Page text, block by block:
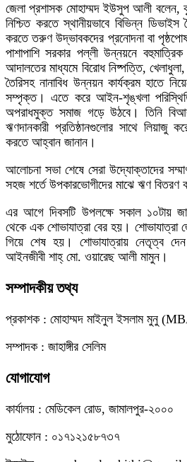
জেলা প্রশাসক মোহাম্মদ ইউসুপ আলী বলেন,
নিশ্চিত করতে স্থানীয়ভাবে বিভিন্ন
করতে তরুণ উদ্ভাবকদের প্রনোদনা বা
পাশাপাশি সরকার পল্লী উন্নয়নে
আদালতের মাধ্যমে বিরোধ নিষ্পত্তি,
তৈরিসহ নানাবিধ উন্নয়ন কার্যক্রম হাতে
সম্পৃক্ত। এতে করে আইন-শৃঙ্খলা
অপরাধমুক্ত সমাজ গড়ে উঠবে। তিনি
ঋণদানকারী প্রতিষ্ঠানগুলোর সাথে লিয়াজু
করতে আহ্বান জানান।
আলোচনা সভা শেষে সেরা উদ্যোক্তাদের
সহজ শর্তে উপকারভোগীদের মাঝে ঋণ বিতরণ
এর আগে দিবসটি উপলক্ষে সকাল ১০টায়
থেকে এক শোভাযাত্রা বের হয়। শোভাযাত্রা
গিয়ে শেষ হয়। শোভাযাত্রায় নেতৃত্ব
আইনজীবী শাহ্ মো. ওয়ারেছ আলী মামুন।
সম্পাদকীয় তথ্য
প্রকাশক : মোহাম্মদ মাইনুল ইসলাম মুনু
সম্পাদক : জাহাঙ্গীর সেলিম
যোগাযোগ
কার্যালয় : মেডিকেল রোড, জামালপুর-২০০০
মুঠোফোন : ০১৭১২১৫৮৭৩৭